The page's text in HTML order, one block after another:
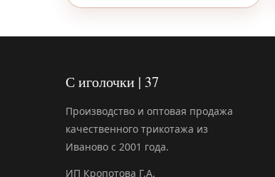
С иголочки | 37
Производство и оптовая продажа
качественного трикотажа из
Иваново с 2001 года.
ИП Кропотова Г.А.